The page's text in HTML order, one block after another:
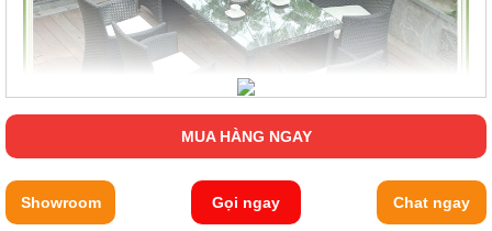
MUA HÀNG NGAY
Showroom Gọi ngay Chat ngay